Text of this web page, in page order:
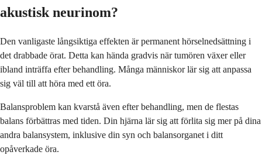
akustisk neurinom?
Den vanligaste långsiktiga effekten är permanent hörselnedsättning i
det drabbade örat. Detta kan hända gradvis när tumören växer eller
ibland inträffa efter behandling. Många människor lär sig att anpassa
sig väl till att höra med ett öra.
Balansproblem kan kvarstå även efter behandling, men de flestas
balans förbättras med tiden. Din hjärna lär sig att förlita sig mer på dina
andra balansystem, inklusive din syn och balansorganet i ditt
opåverkade öra.